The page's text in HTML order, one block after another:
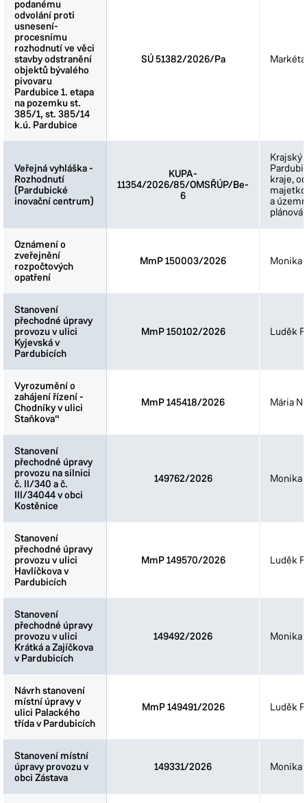
podanému
odvolání proti
usnesení-
procesnímu
rozhodnutí ve věci
stavby odstranění
objektů bývalého
pivovaru
Pardubice 1. etapa
na pozemku st.
385/1, st. 385/14
k.ú. Pardubice
SÚ 51382/2026/Pa
Veřejná vyhláška -
Rozhodnutí
(Pardubické
inovační centrum)
KUPA-
11354/2026/85/OMSŘÚP/Be-
6
Krajský
kraje,
a
Oznámení o
zveřejnění
rozpočtových
opatření
MmP 150003/2026 Monika
Stanovení
přechodné úpravy
provozu v ulici
Kyjevská v
Pardubicích
MmP 150102/2026 Luděk
Vyrozumění o
zahájení řízení -
Chodníky v ulici
Staňkova“
MmP 145418/2026 Mária
Stanovení
přechodné úpravy
provozu na silnici
č. II/340 a č.
III/34044 v obci
Kostěnice
149762/2026 Monika
Stanovení
přechodné úpravy
provozu v ulici
Havlíčkova v
Pardubicích
MmP 149570/2026 Luděk
Stanovení
přechodné úpravy
provozu v ulici
Krátká a Zajíčkova
v Pardubicích
149492/2026 Monika
Návrh stanovení
místní úpravy v
ulici Palackého
třída v Pardubicích
MmP 149491/2026 Luděk
Stanovení místní
úpravy provozu v
obci Zástava
149331/2026 Monika
podanému
odvolání proti
usnesení-
procesnímu
rozhodnutí ve věci
stavby odstranění
objektů bývalého
pivovaru
Pardubice 1. etapa
na pozemku st.
385/1, st. 385/14
k.ú. Pardubice
Veřejná vyhláška -
Rozhodnutí
(Pardubické
inovační centrum)
Oznámení o
zveřejnění
rozpočtových
opatření
Stanovení
přechodné úpravy
provozu v ulici
Kyjevská v
Pardubicích
Vyrozumění o
zahájení řízení -
Chodníky v ulici
Staňkova“
Stanovení
přechodné úpravy
provozu na silnici
č. II/340 a č.
III/34044 v obci
Kostěnice
Stanovení
přechodné úpravy
provozu v ulici
Havlíčkova v
Pardubicích
Stanovení
přechodné úpravy
provozu v ulici
Krátká a Zajíčkova
v Pardubicích
Návrh stanovení
místní úpravy v
ulici Palackého
třída v Pardubicích
Stanovení místní
úpravy provozu v
obci Zástava